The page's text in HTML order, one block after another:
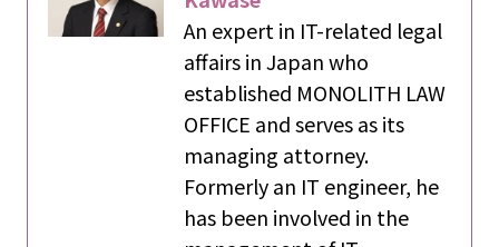
An expert in IT-related legal
affairs in Japan who
established MONOLITH LAW
OFFICE and serves as its
managing attorney.
Formerly an IT engineer, he
has been involved in the